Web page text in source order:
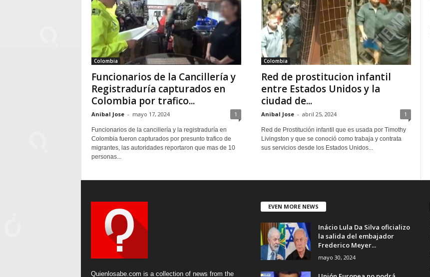
Colombia
Funcionarios de la Cancillería y
Registraduría capturados en
Colombia por trafico...
Anibal Jose - mayo 17, 2024 1
Funcionarios de la cancillería y la registraduría en
Colombia fueron capturados por presunto trafico de
migrantes, las autoridades reportaron que mas de 10
personas...
Colombia
Red de prostitucion infantil
entre Estados Unidos y la
ciudad de...
Anibal Jose - abril 25, 2024 1
Red de Prostitución infantil que es usada por Timothy
Livingston y que se conoció como trabaja y contrata
sus servicios desde los Estados Unidos...
Quienlosabe.com is a collection of news from the
EVEN MORE NEWS
Inácio Lula Da Silva oficializo
la salida del embajador
Frederico Meyer...
mayo 30, 2024